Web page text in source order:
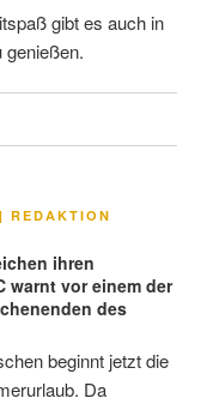
gibt es auch in
genießen.
| REDAKTION
ihren
warnt vor einem der
des
beginnt jetzt die
Da